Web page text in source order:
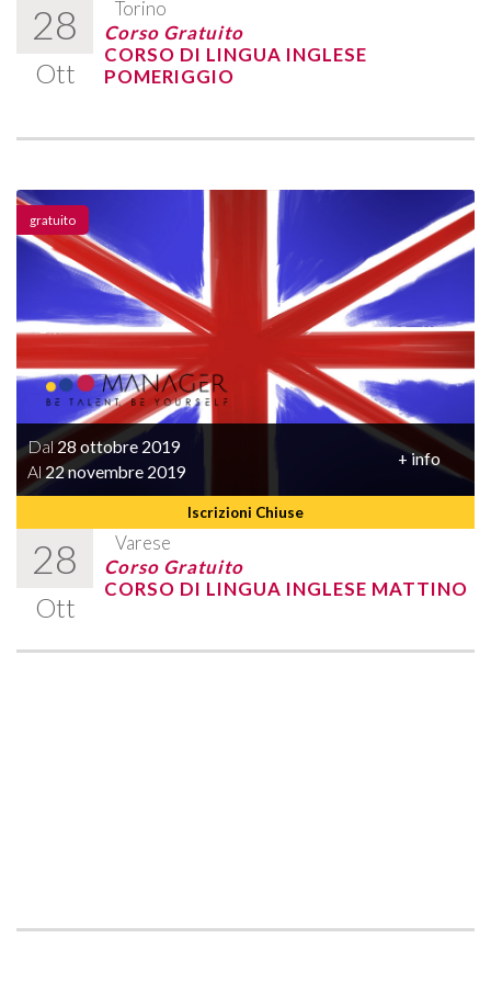
28
Ott
Torino
Corso Gratuito
CORSO DI LINGUA INGLESE
POMERIGGIO
Iscrizioni Chiuse
Dal 28 ottobre 2019
Al22 novembre 2019
+ info
28
Ott
Varese
gratuito
Corso Gratuito
CORSO DI LINGUA INGLESE MATTINO